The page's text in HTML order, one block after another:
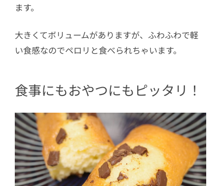
ます。
大きくてボリュームがありますが、ふわふわで軽
い食感なのでペロリと食べられちゃいます。
食事にもおやつにもピッタリ！